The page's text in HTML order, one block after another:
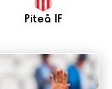
Piteå IF